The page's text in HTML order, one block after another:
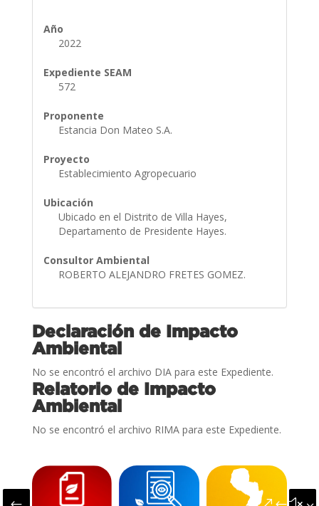
Año
2022
Expediente SEAM
572
Proponente
Estancia Don Mateo S.A.
Proyecto
Establecimiento Agropecuario
Ubicación
Ubicado en el Distrito de Villa Hayes,
Departamento de Presidente Hayes.
Consultor Ambiental
ROBERTO ALEJANDRO FRETES GOMEZ.
Declaración de Impacto
Ambiental
No se encontró el archivo DIA para este Expediente.
Relatorio de Impacto
Ambiental
No se encontró el archivo RIMA para este Expediente.